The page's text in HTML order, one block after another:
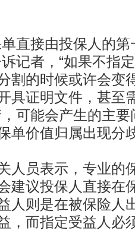
接由投保人的第
记者，“如果不指
割的时候或许会变
具证明文件，甚至
可能会产生的主
单价值归属出现分
员表示，专业的
建议投保人直接在
人则是在被保险人
，而指定受益人必